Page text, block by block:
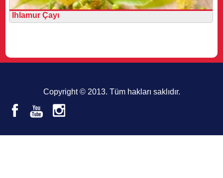
Ihlamur Çayı
Copyright © 2013. Tüm hakları saklıdır.